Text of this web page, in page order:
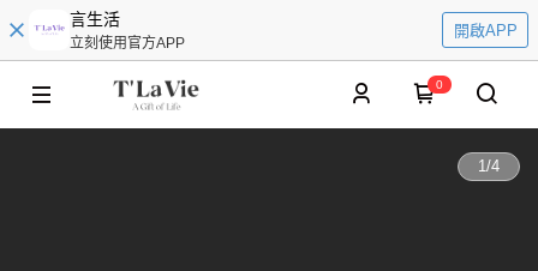
言生活
立刻使用官方APP
開啟APP
0
1/4